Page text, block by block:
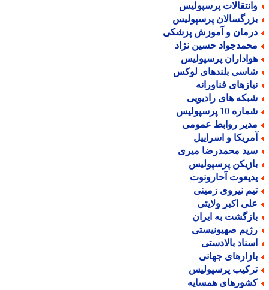
پرسپولیس
پرسپولیس
و آموزش پزشکی
حسین نژاد
پرسپولیس
بلندهای لوکس
فناورانه
های رادیویی
10 پرسپولیس
روابط عمومی
و اسراییل
محمدرضا میری
پرسپولیس
آحارونوت
نیروی زمینی
اکبر ولایتی
به ایران
صهیونیستی
بالادستی
جهانی
پرسپولیس
همسایه